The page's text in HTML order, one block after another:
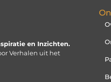
en Inzichten.
Verhalen uit het